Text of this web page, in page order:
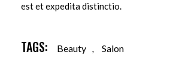
est et expedita distinctio.
TAGS: Beauty , Salon